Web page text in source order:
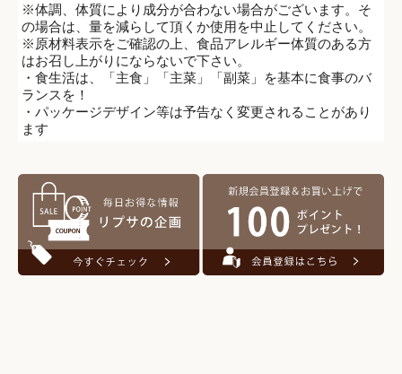
※体調、体質により成分が合わない場合がございます。そ
の場合は、量を減らして頂くか使用を中止してください。
※原材料表示をご確認の上、食品アレルギー体質のある方
はお召し上がりにならないで下さい。
・食生活は、「主食」「主菜」「副菜」を基本に食事のバ
ランスを！
・パッケージデザイン等は予告なく変更されることがあり
ます